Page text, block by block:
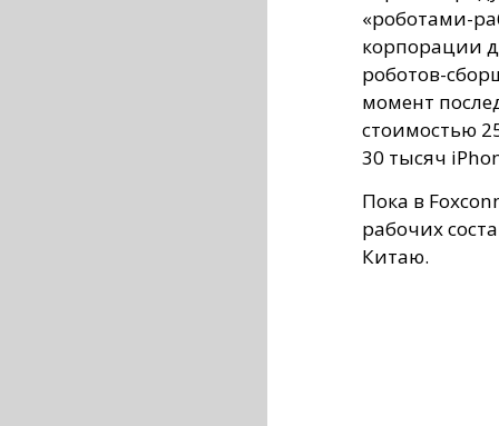
«роботами-
корпорации
роботов-
момент
стоимостью
30 тысяч
Пока в
рабочих
Китаю.